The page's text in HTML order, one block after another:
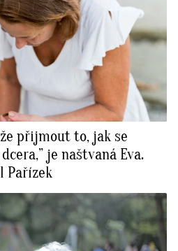
přijmout to, jak se
je naštvaná Eva.
Pařízek